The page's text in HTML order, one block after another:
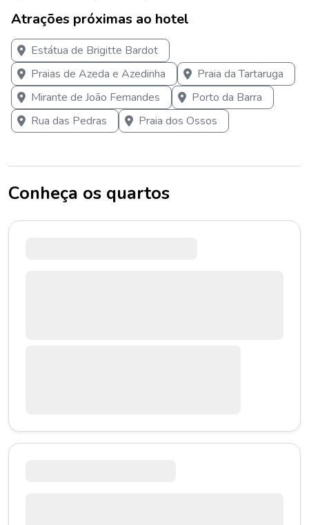
Atrações próximas ao hotel
Estátua de Brigitte Bardot
Praias de Azeda e Azedinha
Praia da Tartaruga
Mirante de João Fernandes
Porto da Barra
Rua das Pedras
Praia dos Ossos
Conheça os quartos